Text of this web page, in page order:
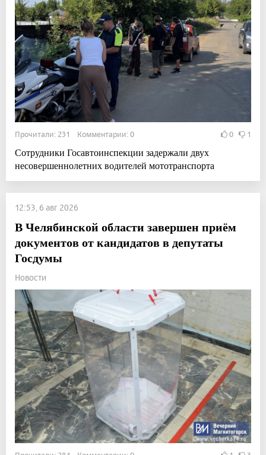
Прочитали: 231 Комментарии: 0 0 1
Сотрудники Госавтоинспекции задержали двух
несовершеннолетних водителей мототранспорта
12:53, 6 авг 2026
В Челябинской области завершен приём
документов от кандидатов в депутаты
Госдумы
Новости